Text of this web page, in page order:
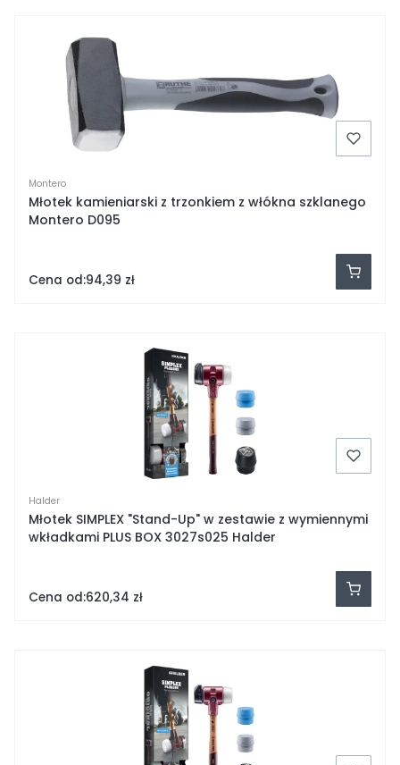
Montero
Młotek kamieniarski z trzonkiem z włókna szklanego
Montero D095
Cena od:94,39 zł
Halder
Młotek SIMPLEX "Stand-Up" w zestawie z wymiennymi
wkładkami PLUS BOX 3027s025 Halder
Cena od:620,34 zł